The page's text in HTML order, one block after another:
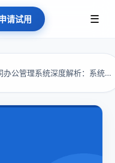
请试用 ☰
《协同办公管理系统深度解析：系统都上了，为什...